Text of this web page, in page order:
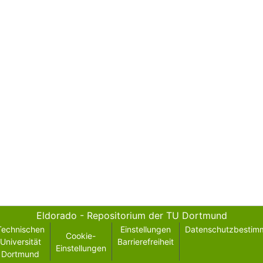
Eldorado - Repositorium der TU Dortmund
Universität
Dortmund
Cookie-
Einstellungen
Einstellungen
Barrierefreiheit